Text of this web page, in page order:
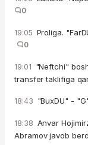
0
19:05 Proliga.
0
19:01 "Neftchi"
transfer taklifiga
18:43 "BuxDU" -
18:38 Anvar
Abramov javob